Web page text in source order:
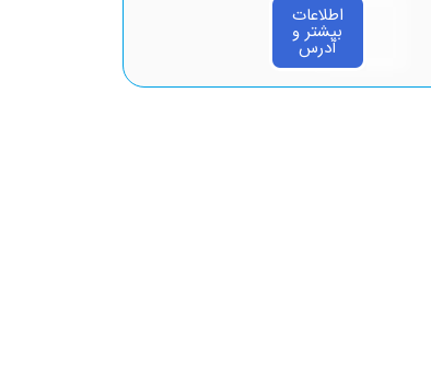
اطلاعات
بیشتر و
آدرس